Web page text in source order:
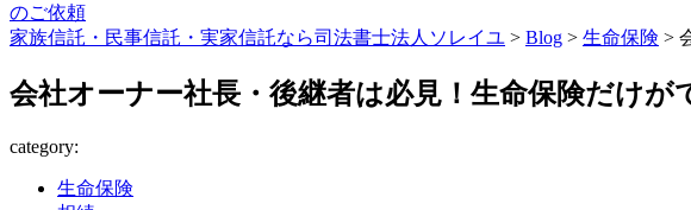
のご依頼
家族信託・民事信託・実家信託なら司法書士法人ソレイユ > Blog > 生命保険 >
会社オーナー社長・後継者は必見！生命保険だけが
category:
生命保険